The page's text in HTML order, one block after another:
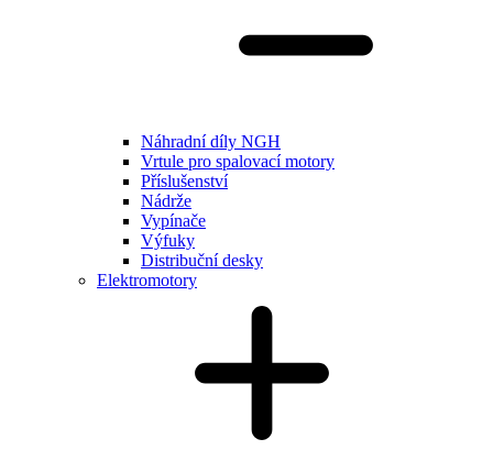
Náhradní díly NGH
Vrtule pro spalovací motory
Příslušenství
Nádrže
Vypínače
Výfuky
Distribuční desky
Elektromotory